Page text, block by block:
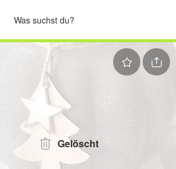
Gelöscht